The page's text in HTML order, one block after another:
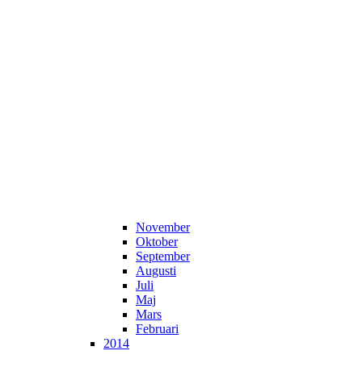
November
Oktober
September
Augusti
Juli
Maj
Mars
Februari
2014